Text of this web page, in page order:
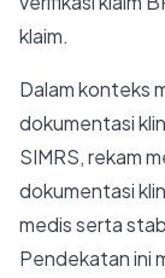
klaim.
Dalam konteks
dokumentasi
SIMRS, rekam
dokumentasi
medis serta
Pendekatan ini